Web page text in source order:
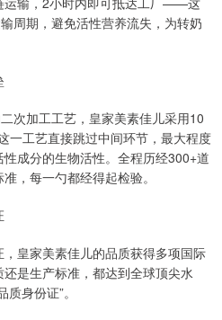
周期，避免活性营养流失，为转奶
次加工工艺，皇家美素佳儿采用10
一工艺直接跳过中间环节，最大程度
成分的生物活性。全程历经300+道
，每一勺都经得起检验。
皇家美素佳儿的品质获得多项国际
是生产标准，都达到全球顶尖水
身份证”。